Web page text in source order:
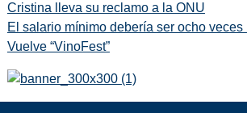
Cristina lleva su reclamo a la ONU
El salario mínimo debería ser ocho veces
Vuelve “VinoFest”